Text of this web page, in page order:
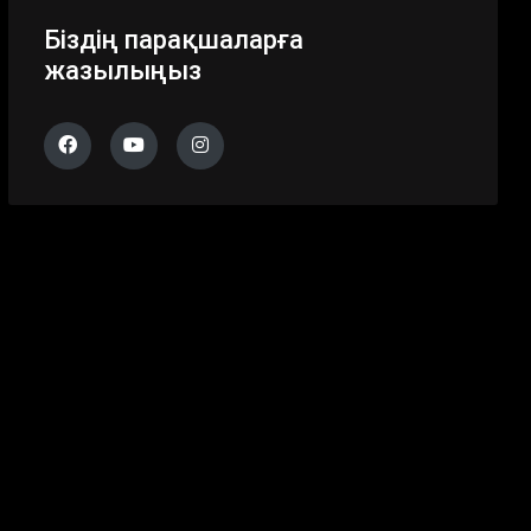
Біздің парақшаларға
жазылыңыз